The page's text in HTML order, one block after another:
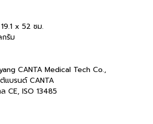
x 52 ซม.
กรัม
CANTA Medical Tech Co.,
แบรนด์ CANTA
CE, ISO 13485